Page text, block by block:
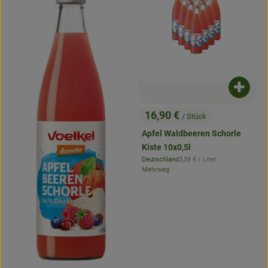
, Preis:
16,90 € / Stück
Apfel Waldbeeren Schorle
Kiste 10x0,5l
, Herkunft:
Deutschland, Referenzpreis:
3,38 € / Liter
Mehrweg